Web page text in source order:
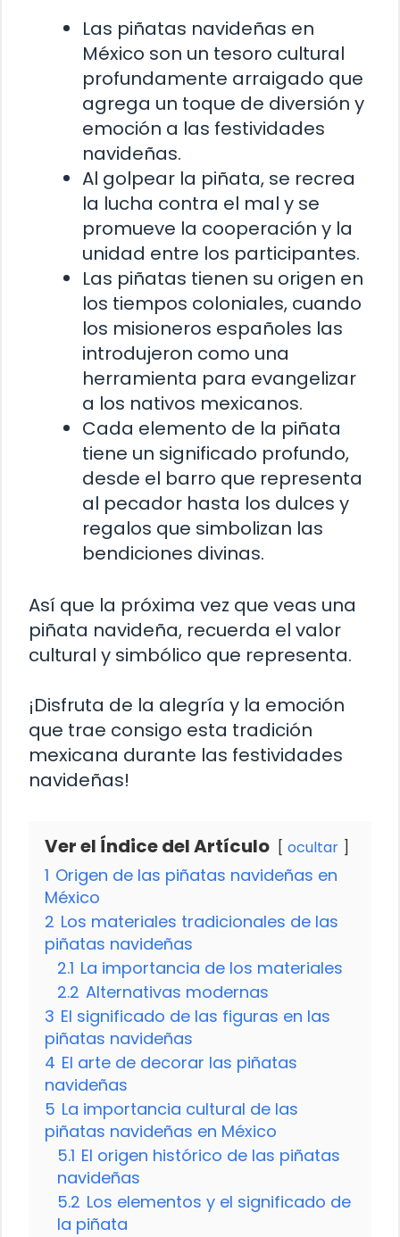
Las piñatas navideñas en
México son un tesoro cultural
profundamente arraigado que
agrega un toque de diversión y
emoción a las festividades
navideñas.
Al golpear la piñata, se recrea
la lucha contra el mal y se
promueve la cooperación y la
unidad entre los participantes.
Las piñatas tienen su origen en
los tiempos coloniales, cuando
los misioneros españoles las
introdujeron como una
herramienta para evangelizar
a los nativos mexicanos.
Cada elemento de la piñata
tiene un significado profundo,
desde el barro que representa
al pecador hasta los dulces y
regalos que simbolizan las
bendiciones divinas.
Así que la próxima vez que veas una
piñata navideña, recuerda el valor
cultural y simbólico que representa.
¡Disfruta de la alegría y la emoción
que trae consigo esta tradición
mexicana durante las festividades
navideñas!
Ver el Índice del Artículo ocultar
1 Origen de las piñatas navideñas en
México
2 Los materiales tradicionales de las
piñatas navideñas
2.1 La importancia de los materiales
2.2 Alternativas modernas
3 El significado de las figuras en las
piñatas navideñas
4 El arte de decorar las piñatas
navideñas
5 La importancia cultural de las
piñatas navideñas en México
5.1 El origen histórico de las piñatas
navideñas
5.2 Los elementos y el significado de
la piñata